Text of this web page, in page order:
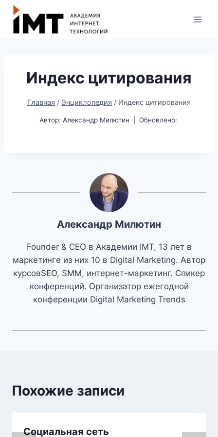
Индекс цитирования
Главная / Энциклопедия / Индекс цитирования
Автор: Александр Милютин Обновлено:
Александр Милютин
Founder & CEO в Академии IMT, 13 лет в
маркетинге из них 10 в Digital Marketing. Автор
курсовSEO, SMM, интернет-маркетинг. Спикер
конференций. Организатор ежегодной
конференции Digital Marketing Trends
Похожие записи
Социальная сеть